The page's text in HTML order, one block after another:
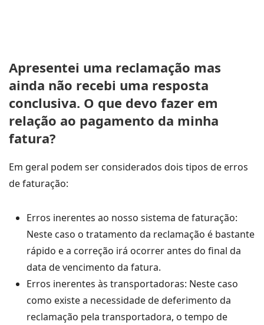
Apresentei uma reclamação mas
ainda não recebi uma resposta
conclusiva. O que devo fazer em
relação ao pagamento da minha
fatura?
Em geral podem ser considerados dois tipos de erros
de faturação:
Erros inerentes ao nosso sistema de faturação:
Neste caso o tratamento da reclamação é bastante
rápido e a correção irá ocorrer antes do final da
data de vencimento da fatura.
Erros inerentes às transportadoras: Neste caso
como existe a necessidade de deferimento da
reclamação pela transportadora, o tempo de